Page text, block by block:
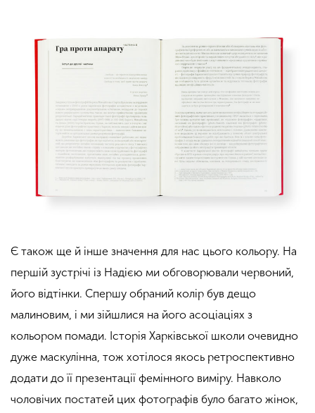
Є також ще й інше значення для нас цього кольору. На
першій зустрічі із Надією ми обговорювали червоний,
його відтінки. Спершу обраний колір був дещо
малиновим, і ми зійшлися на його асоціаціях з
кольором помади. Історія Харківської школи очевидно
дуже маскулінна, тож хотілося якось ретроспективно
додати до її презентації фемінного виміру. Навколо
чоловічих постатей цих фотографів було багато жінок,